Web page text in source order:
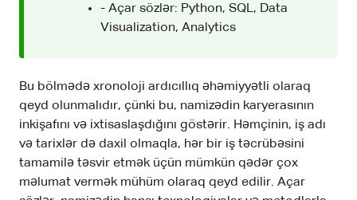
- Açar sözlər: Python, SQL, Data
Visualization, Analytics
Bu bölmədə xronoloji ardıcıllıq əhəmiyyətli olaraq
qeyd olunmalıdır, çünki bu, namizədin karyerasının
inkişafını və ixtisaslaşdığını göstərir. Həmçinin, iş adı
və tarixlər də daxil olmaqla, hər bir iş təcrübəsini
tamamilə təsvir etmək üçün mümkün qədər çox
məlumat vermək mühüm olaraq qeyd edilir. Açar